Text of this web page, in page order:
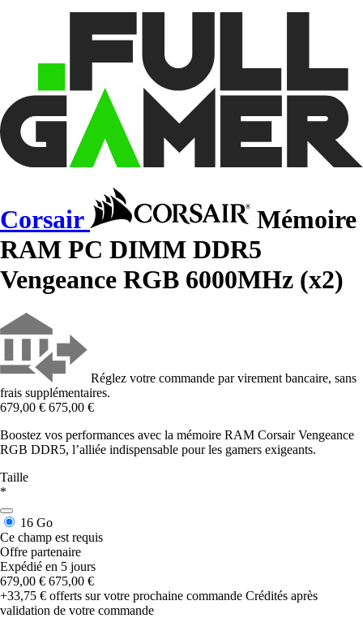
Corsair
Mémoire
RAM PC DIMM DDR5
Vengeance RGB 6000MHz (x2)
Réglez votre commande par virement bancaire, sans
frais supplémentaires.
679,00 € 675,00 €
Boostez vos performances avec la mémoire RAM Corsair Vengeance
RGB DDR5, l’alliée indispensable pour les gamers exigeants.
Taille
*
16 Go
Ce champ est requis
Offre partenaire
Expédié en 5 jours
679,00 € 675,00 €
+33,75 € offerts sur votre prochaine commande Crédités après
validation de votre commande